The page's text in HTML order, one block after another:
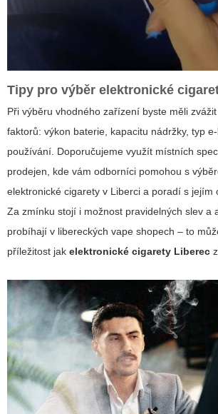
Tipy pro výběr elektronické
Při výběru vhodného zařízení byste měli
faktorů: výkon baterie, kapacitu nádržky, typ
používání. Doporučujeme využít místních
prodejen, kde vám odborníci pomohou s
elektronické cigarety v Liberci a poradí s jejím
Za zmínku stojí i možnost pravidelných slev a
probíhají v libereckých vape shopech – to
příležitost jak elektronické cigarety Liberec